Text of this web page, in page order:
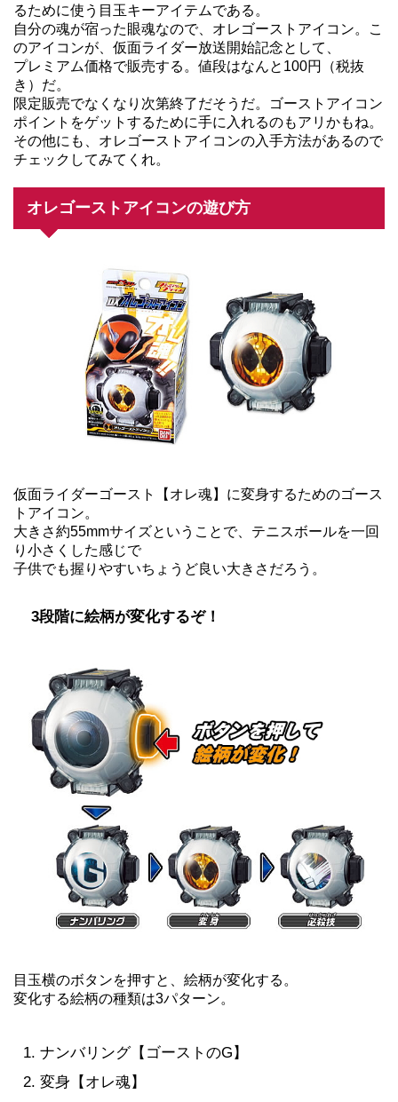
るために使う目玉キーアイテムである。
自分の魂が宿った眼魂なので、オレゴーストアイコン。こ
のアイコンが、仮面ライダー放送開始記念として、
プレミアム価格で販売する。値段はなんと100円（税抜
き）だ。
限定販売でなくなり次第終了だそうだ。ゴーストアイコン
ポイントをゲットするために手に入れるのもアリかもね。
その他にも、オレゴーストアイコンの入手方法があるので
チェックしてみてくれ。
オレゴーストアイコンの遊び方
仮面ライダーゴースト【オレ魂】に変身するためのゴース
トアイコン。
大きさ約55mmサイズということで、テニスボールを一回
り小さくした感じで
子供でも握りやすいちょうど良い大きさだろう。
3段階に絵柄が変化するぞ！
目玉横のボタンを押すと、絵柄が変化する。
変化する絵柄の種類は3パターン。
ナンバリング【ゴーストのG】
変身【オレ魂】